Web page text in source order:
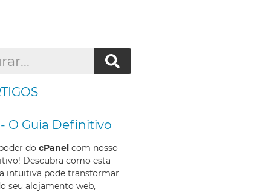
O Guia Definitivo
do cPanelcom nosso
Descubra como esta
intuitiva pode transformar
seu alojamento web,